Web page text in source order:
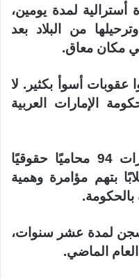
امرأة أسترالية لمدة يومين،
3600 دولار، وترحيلها من البلاد بعد
مكان معاق.
عقوبات أسوأ بكثير. لا
الإمارات العربية
في عام 2013 اعتقلت الإمارات 94 محاميًا حقوقيًا
بتهم مؤامرة وهمية
بالحكومة.
لمدة عشر سنوات،